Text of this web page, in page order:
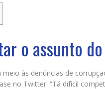
o assunto
meio às denúncias de
no Twitter: “Tá difícil